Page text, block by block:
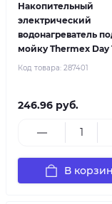
Накопительный
электрический
водонагреватель
мойку Thermex Day
Код товара: 287401
246.96 руб.
В